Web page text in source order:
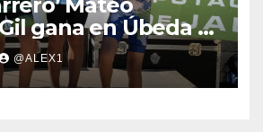
gana en Úbeda y
subcampeón de
de acuatlón
@ALEX1